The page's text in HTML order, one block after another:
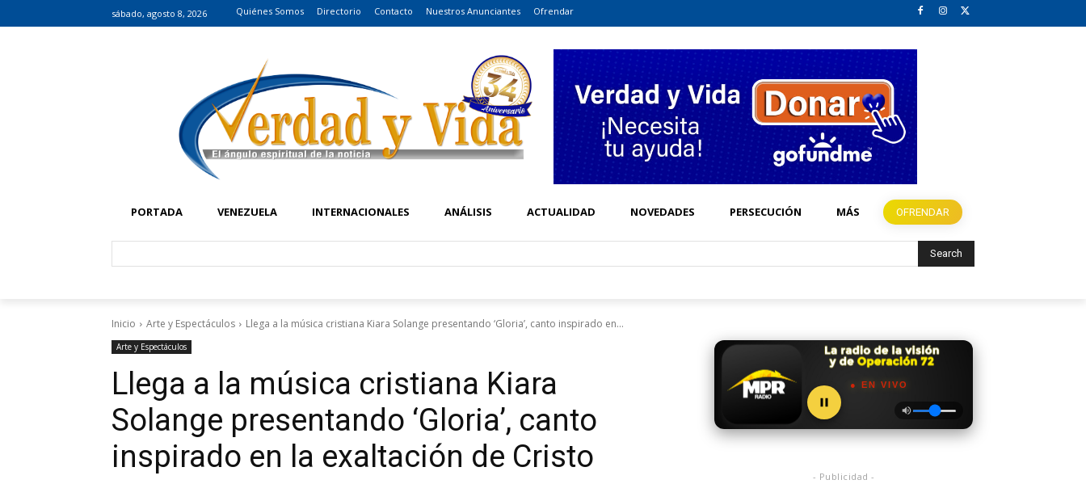
sábado, agosto 8, 2026 Quiénes Somos Directorio Contacto Nuestros Anunciantes Ofrendar
PORTADA VENEZUELA INTERNACIONALES ANÁLISIS ACTUALIDAD NOVEDADES PERSECUCIÓN MÁS OFRENDAR
Search
Inicio Arte y Espectáculos Llega a la música cristiana Kiara Solange presentando ‘Gloria’, canto inspirado en...
Arte y Espectáculos
Llega a la música cristiana Kiara
Solange presentando ‘Gloria’, canto
inspirado en la exaltación de Cristo
● EN VIVO
- Publicidad -